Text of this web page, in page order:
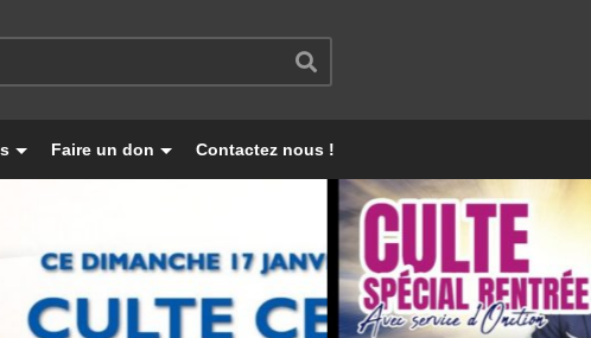
Faire un don Contactez nous !